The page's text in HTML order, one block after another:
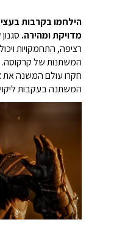
הילחמו בקרבות
מדויקת ומהירה.
רציפה, התחמקויות
המשתנות של קרקוסה.
חקרו עולם המשנה את
המשתנה בעקבות